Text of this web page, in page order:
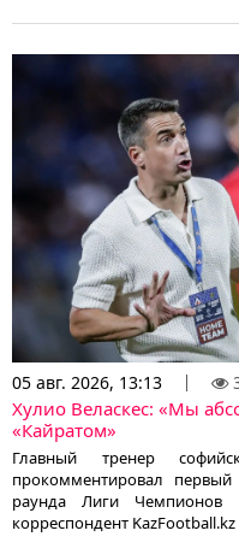
05 авг. 2026, 13:13
Хулио Веласкес: «Мы
«Кайратом»
Главный тренер
прокомментировал
раунда Лиги Чемпионов
корреспондент